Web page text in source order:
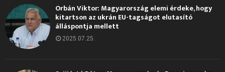
Orbán Viktor: Magyarország elemi érdeke, hogy
kitartson az ukrán EU-tagságot elutasító
álláspontja mellett
2025.07.25.